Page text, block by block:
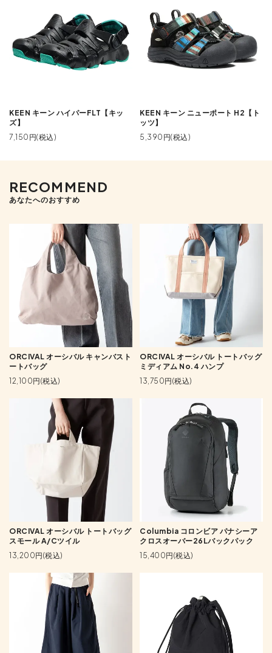
KEEN キーン ハイパーFLT【キッ
ズ】
7,150円(税込)
KEEN キーン ニューポート H2【ト
ッツ】
5,390円(税込)
RECOMMEND
あなたへのおすすめ
ORCIVAL オーシバル キャンバスト
ートバッグ
12,100円(税込)
ORCIVAL オーシバル トートバッグ
ミディアム No.4 ハンプ
13,750円(税込)
ORCIVAL オーシバル トートバッグ
スモール A/Cツイル
13,200円(税込)
Columbia コロンビア パナシーア
クロスオーバー26Lバックパック
15,400円(税込)